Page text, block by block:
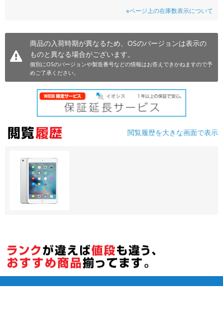
※ページ上の在庫数表示について
商品の入荷時期が異なるため、OSのバージョンは表示の
ものと異なる場合がございます。
個別にOSのバージョンや製造番号などの情報はお答えできかねますので予
めご了承ください。
閲覧履歴を大きな画面で表示
円
発売日
年 月 から
年 月 まで
各項目のチェックボックスは「or検索」となります。